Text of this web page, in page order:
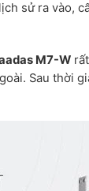
sử ra vào,
M7-W
Sau thời